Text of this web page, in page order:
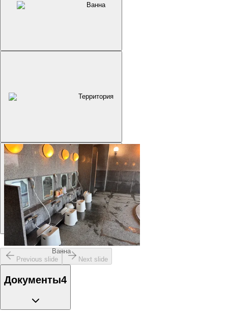
Ванна
Территория
Ванна
Previous slide
Next slide
Документы4